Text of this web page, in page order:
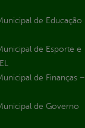
de Educação
de Esporte e
de Finanças –
de Governo